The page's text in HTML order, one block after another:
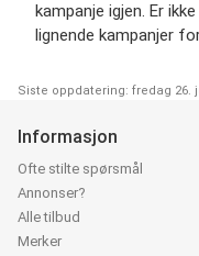
kampanje igjen. Er
lignende kampanjer
Siste oppdatering: fredag 26.
Informasjon
Ofte stilte spørsmål
Annonser?
Alle tilbud
Merker